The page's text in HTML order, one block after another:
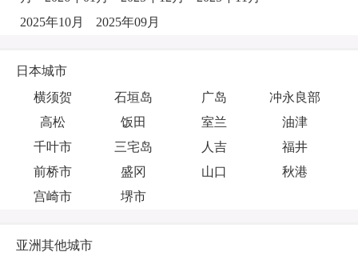
2025年10月
2025年09月
日本城市
横须贺
石垣岛 广岛
冲永良部
高松
饭田 室兰
油津
千叶市
三宅岛 人吉
福井
前桥市
盛冈 山口
秋港
宫崎市
堺市
亚洲其他城市